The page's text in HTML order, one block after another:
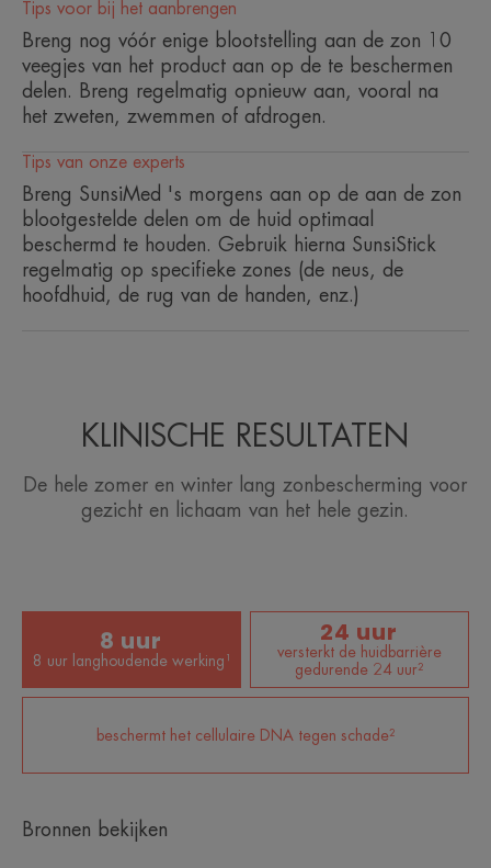
Voordeel
Langdurige effect, 95% na 8 uur.
• ZONNEBSCHERMING: de fotostabiele UVB-/
UVA-filters gaan de schadelijke effecten van
zonlicht tegen.
• ANTI-OXIDEREND: helpt de cellen te
beschermen tegen vrije radicalen.
bescherming.
• NIET GEPARFUMEERD: respecteert de gevoelige
De textuur glijdt over de huid heen en heeft een
onzichtbaar transparant en niet-kleverig resultaat.
Niet geparfumeerd
Tips voor bij het aanbrengen
Breng nog vóór enige blootstelling aan de zon 10
veegjes van het product aan op de te beschermen
delen. Breng regelmatig opnieuw aan, vooral na
het zweten, zwemmen of afdrogen.
Tips van onze experts
Breng SunsiMed 's morgens aan op de aan de zon
blootgestelde delen om de huid optimaal
beschermd te houden. Gebruik hierna SunsiStick
regelmatig op specifieke zones (de neus, de
hoofdhuid, de rug van de handen, enz.)
KLINISCHE RESULTATEN
De hele zomer en winter lang zonbescherming voor
gezicht en lichaam van het hele gezin.
8 uur
8 uur langhoudende werking¹
24 uur
versterkt de huidbarrière
gedurende 24 uur²
beschermt het cellulaire DNA tegen schade²
Bronnen bekijken